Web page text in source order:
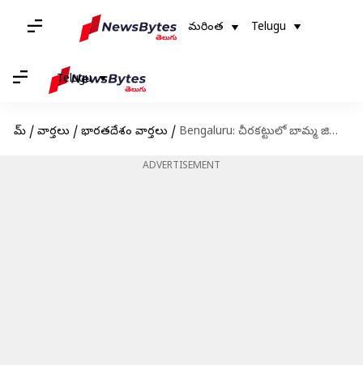
మరింత Telugu
Telugu
హోమ్ / వార్తలు / భారతదేశం వార్తలు / Bengaluru: చీరకట్టులో బామ్మ జిమ్ వీడియో వైరల్.. ఓపెన్ జిమ్ భద్రతపై చర్చ
ADVERTISEMENT